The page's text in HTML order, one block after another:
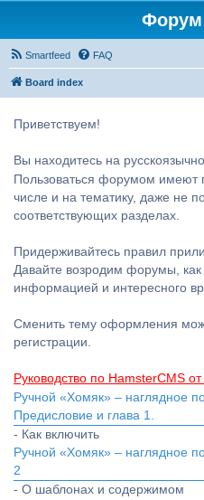
Smartfeed FAQ
Board index
Приветствуем!
Вы находитесь на
Пользоваться форумом
числе и на тематику, даже не
соответствующих разделах.
Придерживайтесь правил
Давайте возродим форумы,
информацией и интересного
Сменить тему оформления
регистрации.
Руководство по HamsterCMS от
Ручной «Хомяк» – наглядное
Предисловие и глава 1.
- Как включить
Ручной «Хомяк» – наглядное
2
- О шаблонах и содержимом